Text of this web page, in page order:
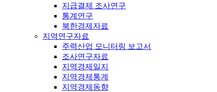
지급결제 조사연구
통계연구
북한경제자료
지역연구자료
주력산업 모니터링 보고서
조사연구자료
지역경제일지
지역경제통계
지역경제동향